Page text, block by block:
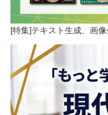
[特集]テキスト生成、画